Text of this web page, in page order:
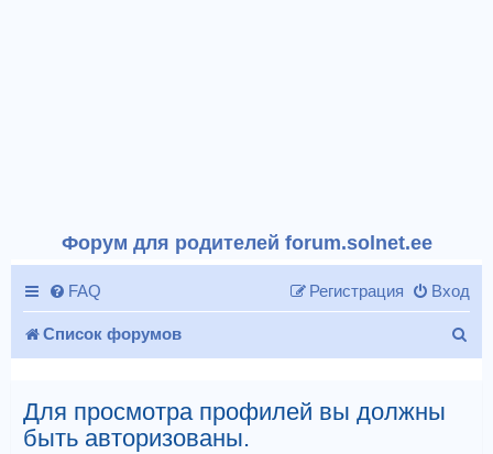
Форум для родителей forum.solnet.ee
FAQ Вход
Регистрация
Список форумов
Для просмотра профилей вы должны
быть авторизованы.